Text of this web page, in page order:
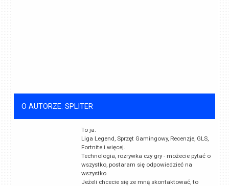
O AUTORZE: SPLITER
To ja.
Liga Legend, Sprzęt Gamingowy, Recenzje, GLS,
Fortnite i więcej.
Technologia, rozrywka czy gry - możecie pytać o
wszystko, postaram się odpowiedzieć na
wszystko.
Jeżeli chcecie się ze mną skontaktować, to